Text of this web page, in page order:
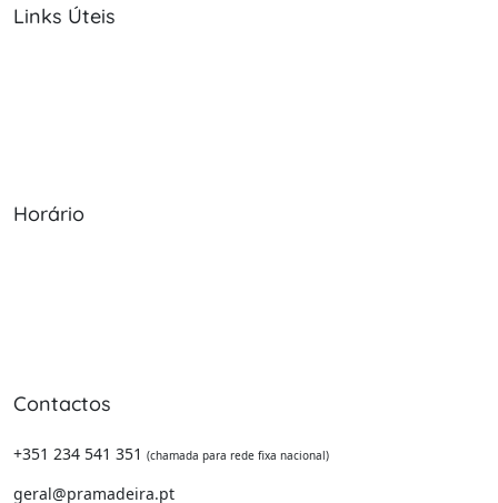
Links Úteis
Horário
Contactos
+351 234 541 351 (chamada para rede fixa nacional)
geral@pramadeira.pt